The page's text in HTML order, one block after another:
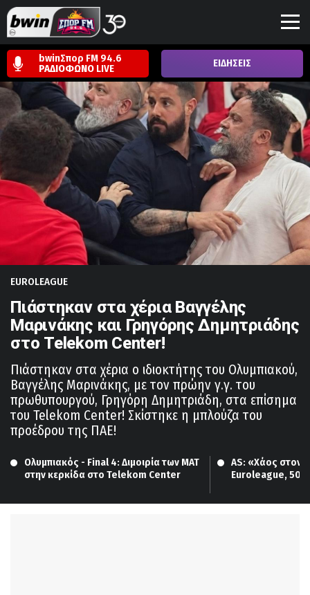
bwinΣπορ FM 94.6
ΡΑΔΙΟΦΩΝΟ LIVE ΕΙΔΗΣΕΙΣ
EUROLEAGUE
Πιάστηκαν στα χέρια Βαγγέλης
Μαρινάκης και Γρηγόρης Δημητριάδης
στο Telekom Center!
Πιάστηκαν στα χέρια ο ιδιοκτήτης του Ολυμπιακού,
Βαγγέλης Μαρινάκης, με τον πρώην γ.γ. του
πρωθυπουργού, Γρηγόρη Δημητριάδη, στα επίσημα
του Telekom Center! Σκίστηκε η μπλούζα του
προέδρου της ΠΑΕ!
Ολυμπιακός - Final 4: Διμοιρία των ΜΑΤ
στην κερκίδα στο Telekom Center
AS: «Χάος στον
Euroleague, 500